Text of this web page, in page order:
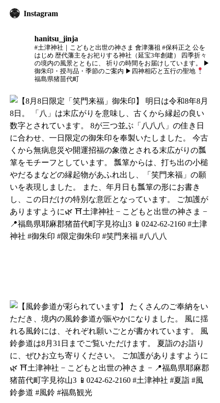
Instagram
hanitsu_jinja
#土津神社｜こどもと出世の神さま 會津藩祖 #保科正之 公を
はじめ 歴代藩主をお祀りする神社（延宝3年創建）
四季折々
の境内の風景とともに、
祈りの時間をお届けしています。
▶
御朱印・授与品・季節のご案内 ▶四神相応と五行の聖地
福島県猪苗代町